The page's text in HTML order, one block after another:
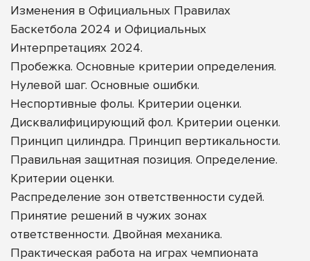
Изменения в Официальных Правилах
Баскетбола 2024 и Официальных
Интерпретациях 2024.
Пробежка. Основные критерии определения.
Нулевой шаг. Основные ошибки.
Неспортивные фолы. Критерии оценки.
Дисквалифицирующий фол. Критерии оценки.
Принцип цилиндра. Принцип вертикальности.
Правильная защитная позиция. Определение.
Критерии оценки.
Распределение зон ответственности судей.
Принятие решений в чужих зонах
ответственности. Двойная механика.
Практическая работа на играх чемпионата